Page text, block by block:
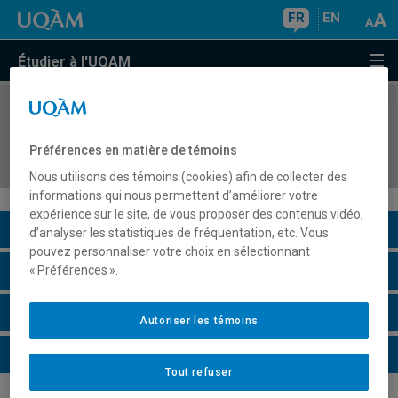
FR EN
Étudier à l'UQAM
COURS//
et territoires touristiques
Description du cours
Horaire - Été 2026
Horaire - Automne 2026
Horaire - Hiver 2027
Préférences en matière de témoins
Nous utilisons des témoins (cookies) afin de collecter des
informations qui nous permettent d’améliorer votre
expérience sur le site, de vous proposer des contenus vidéo,
d’analyser les statistiques de fréquentation, etc. Vous
pouvez personnaliser votre choix en sélectionnant
« Préférences ».
Tout refuser
Autoriser les témoins